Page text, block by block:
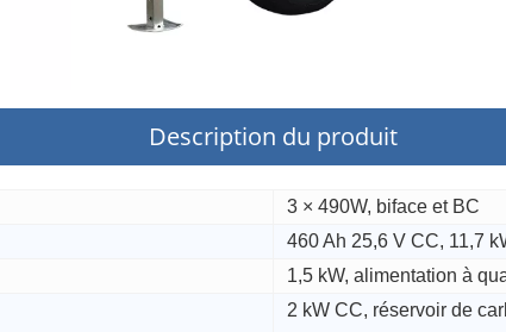
Description du produit
3 × 490W, biface et BC
460 Ah 25,6 V CC, 11,7
1,5 kW, alimentation à
2 kW CC, réservoir de